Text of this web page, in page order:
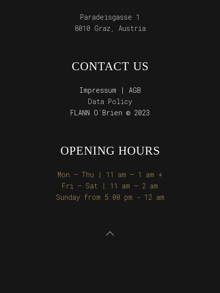
Paradeisgasse 1
8010 Graz, Austria
CONTACT US
Impressum | AGB
Data Policy
FLANN O´Brien © 2023
OPENING HOURS
Mon – Thu | 11 am – 1 am +
Fri – Sat | 11 am – 2 am
Sunday from 5:00 pm - 12 am